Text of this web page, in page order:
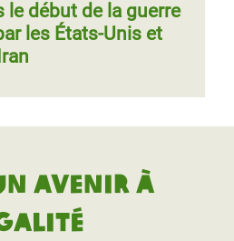
le début de la guerre
les États-Unis et
avenir à